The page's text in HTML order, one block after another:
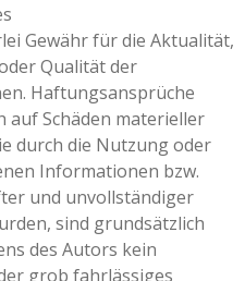
Gewähr für die Aktualität,
Qualität der
Haftungsansprüche
auf Schäden materieller
durch die Nutzung oder
Informationen bzw.
und unvollständiger
sind grundsätzlich
des Autors kein
grob fahrlässiges